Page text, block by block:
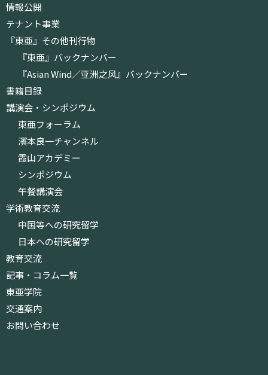
情報公開
テナント事業
『東亜』その他刊行物
『東亜』バックナンバー
『Asian Wind／亚洲之风』バックナンバー
書籍目録
講演会・シンポジウム
東亜フォーラム
濱本良一チャンネル
霞山アカデミー
シンポジウム
午餐講演会
学術教育交流
中国等への研究留学
日本への研究留学
教育交流
記事・コラム一覧
東亜学院
交通案内
お問い合わせ